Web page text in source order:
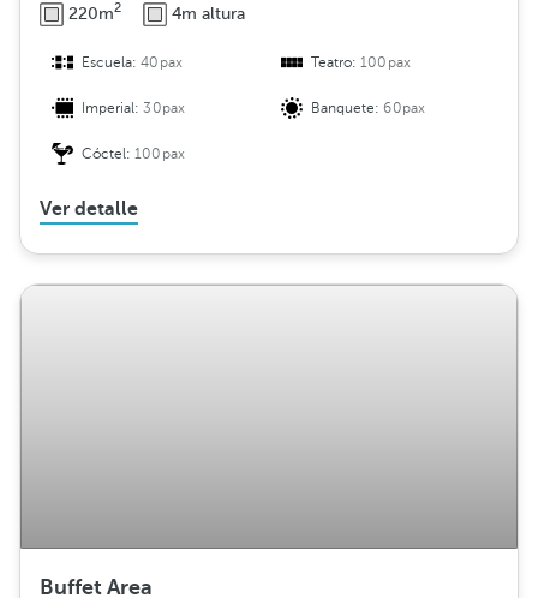
220m2 4m altura
Escuela:40pax Teatro:100pax
Imperial:30pax Banquete:60pax
Cóctel:100pax
Ver detalle
Buffet Area